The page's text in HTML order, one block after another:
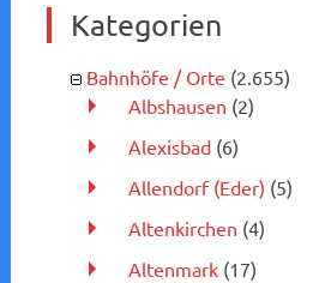
Kategorien
Bahnhöfe / Orte (2.655)
Albshausen (2)
Alexisbad(6)
Allendorf (Eder) (5)
Altenkirchen (4)
Altenmark(17)